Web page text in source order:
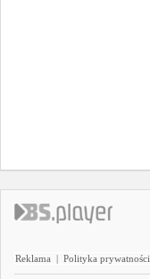
Reklama | Polityka prywatności